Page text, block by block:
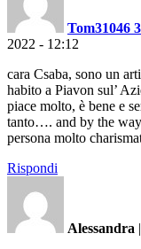
Tom31046
2022 - 12:12
cara Csaba, sono un
habito a Piavon sul’
piace molto, è bene e
tanto…. and by the
persona molto
Rispondi
Alessandra |